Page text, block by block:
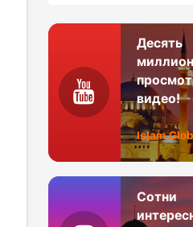
Десять
видео!
Сотни